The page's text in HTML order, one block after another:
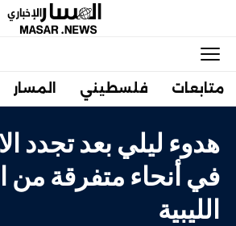
متابعات فلسطيني المسار
هدوء ليلي بعد تجدد
في أنحاء متفرقة من
الليبية